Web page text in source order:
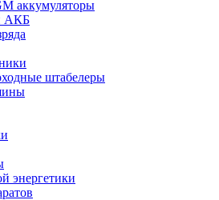
аккумуляторы
АКБ
штабелеры
энергетики